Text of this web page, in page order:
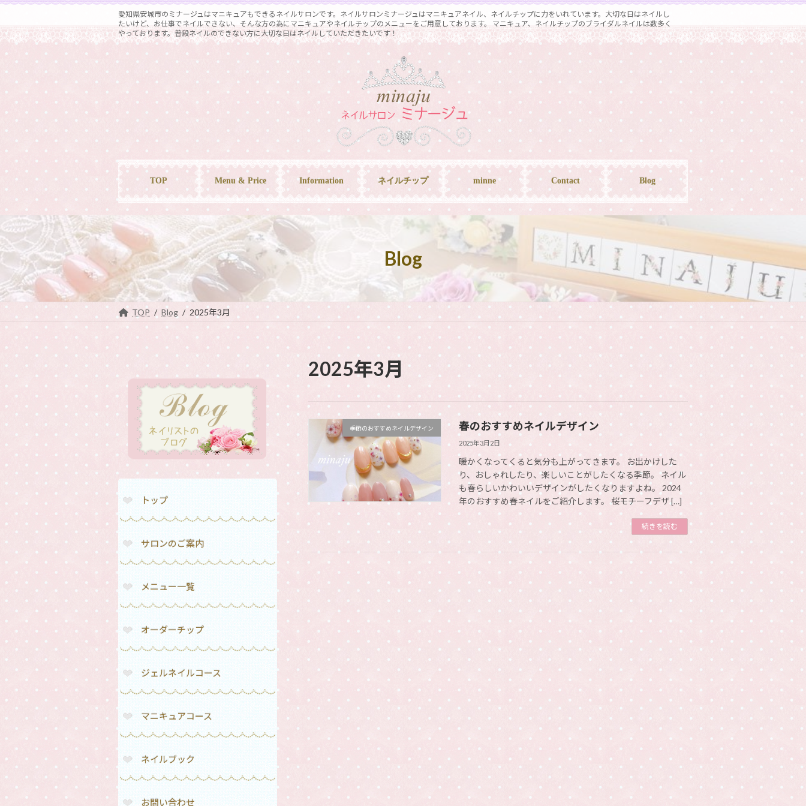
コ
テ
ン
ス
ナ
ゲ
ー
ン
愛知県安城市のミナージュはマニキュアもできるネイルサロンです。ネイルサロンミナージュはマニキュアネイル、ネイルチップに力をいれています。大切な日はネイルし
たいけど、お仕事でネイルできない、そんな方の為にマニキュアやネイルチップのメニューをご用意しております。 マニキュア、ネイルチップのブライダルネイルは数多く
やっております。普段ネイルのできない方に大切な日はネイルしていただきたいです！
TOP Menu & Price Information ネイルチップ minne Contact Blog
Blog
TOP Blog 2025年3月
2025年3月
季節のおすすめネイルデザイン 春のおすすめネイルデザイン
2025年3月2日
暖かくなってくると気分も上がってきます。 お出かけした
り、おしゃれしたり、楽しいことがしたくなる季節。 ネイル
も春らしいかわいいデザインがしたくなりますよね。 2024
年のおすすめ春ネイルをご紹介します。 桜モチーフデザ […]
続きを読む
トップ
サロンのご案内
メニュー一覧
オーダーチップ
ジェルネイルコース
マニキュアコース
ネイルブック
お問い合わせ